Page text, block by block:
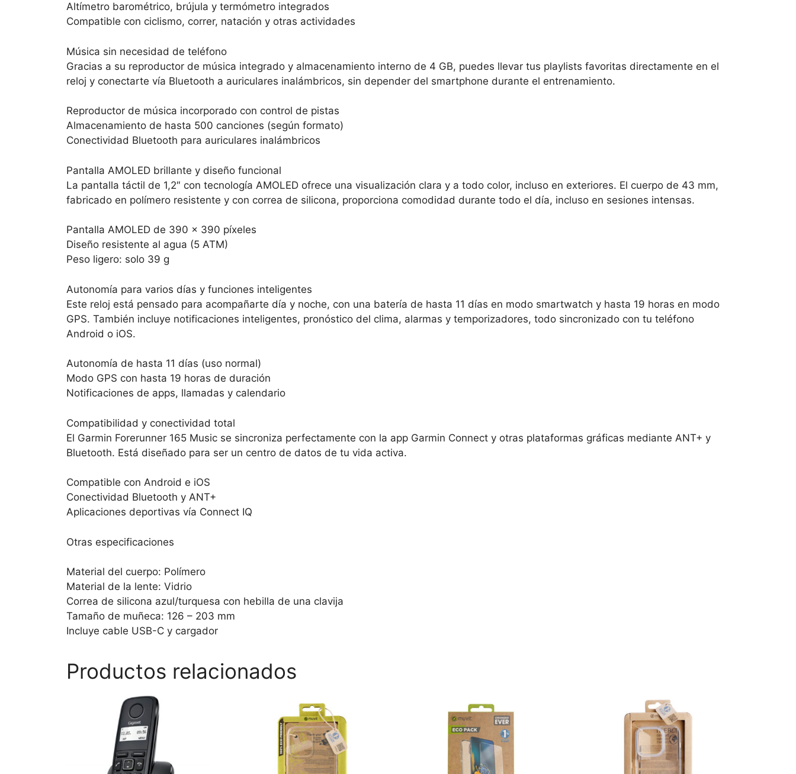
Altímetro barométrico, brújula y termómetro integrados
Compatible con ciclismo, correr, natación y otras actividades
Música sin necesidad de teléfono
Gracias a su reproductor de música integrado y almacenamiento interno de 4 GB, puedes llevar tus playlists favoritas directamente en el
reloj y conectarte vía Bluetooth a auriculares inalámbricos, sin depender del smartphone durante el entrenamiento.
Reproductor de música incorporado con control de pistas
Almacenamiento de hasta 500 canciones (según formato)
Conectividad Bluetooth para auriculares inalámbricos
Pantalla AMOLED brillante y diseño funcional
La pantalla táctil de 1,2″ con tecnología AMOLED ofrece una visualización clara y a todo color, incluso en exteriores. El cuerpo de 43 mm,
fabricado en polímero resistente y con correa de silicona, proporciona comodidad durante todo el día, incluso en sesiones intensas.
Pantalla AMOLED de 390 x 390 píxeles
Diseño resistente al agua (5 ATM)
Peso ligero: solo 39 g
Autonomía para varios días y funciones inteligentes
Este reloj está pensado para acompañarte día y noche, con una batería de hasta 11 días en modo smartwatch y hasta 19 horas en modo
GPS. También incluye notificaciones inteligentes, pronóstico del clima, alarmas y temporizadores, todo sincronizado con tu teléfono
Android o iOS.
Autonomía de hasta 11 días (uso normal)
Modo GPS con hasta 19 horas de duración
Notificaciones de apps, llamadas y calendario
Compatibilidad y conectividad total
El Garmin Forerunner 165 Music se sincroniza perfectamente con la app Garmin Connect y otras plataformas gráficas mediante ANT+ y
Bluetooth. Está diseñado para ser un centro de datos de tu vida activa.
Compatible con Android e iOS
Conectividad Bluetooth y ANT+
Aplicaciones deportivas vía Connect IQ
Otras especificaciones
Material del cuerpo: Polímero
Material de la lente: Vidrio
Correa de silicona azul/turquesa con hebilla de una clavija
Tamaño de muñeca: 126 – 203 mm
Incluye cable USB-C y cargador
Productos relacionados